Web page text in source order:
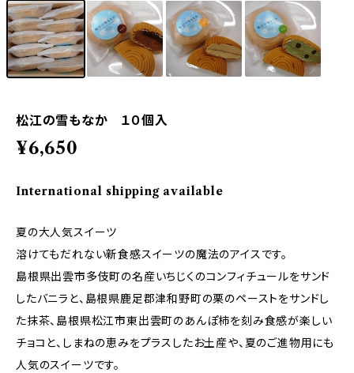
松江の雪もなか １０個入
¥6,650
International shipping available
夏の大人気スイーツ
溶けてもだれない新食感スイーツの魔法のアイスです。
島根県出雲市多伎町の名産いちじくのコンフィチュールをサンド
したバニラと、島根県鹿足郡津和野町の栗のペーストをサンドし
た抹茶、島根県松江市東出雲町のあんぽ柿を刻み食感が楽しい
チョコと、しまねの恵みをプラスしたお土産や、夏のご進物用にも
人気のスイーツです。